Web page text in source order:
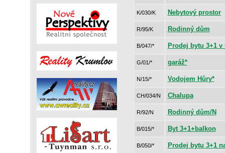
K/030/K Nebytový prostor
R/95/K Rodinný dům
B/047/* Prodej bytu 3+1
G/01/* garáž*
N/15/* Vodojem Hůry*
CH/034/N Chalupa
R/92/N Rodinný dům/N
B/015/* Byt 3+1+balkon
B/050/* Prodej bytu 3+1